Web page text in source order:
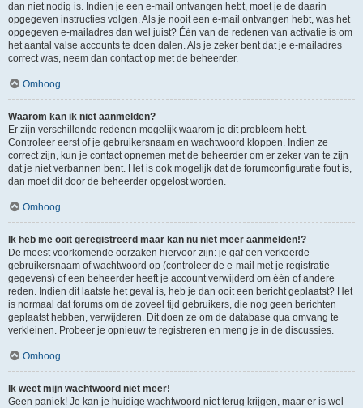
dan niet nodig is. Indien je een e-mail ontvangen hebt, moet je de daarin
opgegeven instructies volgen. Als je nooit een e-mail ontvangen hebt, was het
opgegeven e-mailadres dan wel juist? Één van de redenen van activatie is om
het aantal valse accounts te doen dalen. Als je zeker bent dat je e-mailadres
correct was, neem dan contact op met de beheerder.
Omhoog
Waarom kan ik niet aanmelden?
Er zijn verschillende redenen mogelijk waarom je dit probleem hebt.
Controleer eerst of je gebruikersnaam en wachtwoord kloppen. Indien ze
correct zijn, kun je contact opnemen met de beheerder om er zeker van te zijn
dat je niet verbannen bent. Het is ook mogelijk dat de forumconfiguratie fout is,
dan moet dit door de beheerder opgelost worden.
Omhoog
Ik heb me ooit geregistreerd maar kan nu niet meer aanmelden!?
De meest voorkomende oorzaken hiervoor zijn: je gaf een verkeerde
gebruikersnaam of wachtwoord op (controleer de e-mail met je registratie
gegevens) of een beheerder heeft je account verwijderd om één of andere
reden. Indien dit laatste het geval is, heb je dan ooit een bericht geplaatst? Het
is normaal dat forums om de zoveel tijd gebruikers, die nog geen berichten
geplaatst hebben, verwijderen. Dit doen ze om de database qua omvang te
verkleinen. Probeer je opnieuw te registreren en meng je in de discussies.
Omhoog
Ik weet mijn wachtwoord niet meer!
Geen paniek! Je kan je huidige wachtwoord niet terug krijgen, maar er is wel